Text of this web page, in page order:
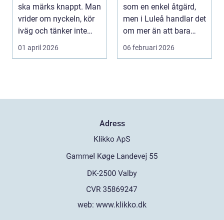
ska märks knappt. Man
vrider om nyckeln, kör
iväg och tänker inte
mer på det....
01 april 2026
som en enkel åtgärd,
men i Luleå handlar det
om mer än att bara
byta gummi mo...
06 februari 2026
Adress
web: www.klikko.dk